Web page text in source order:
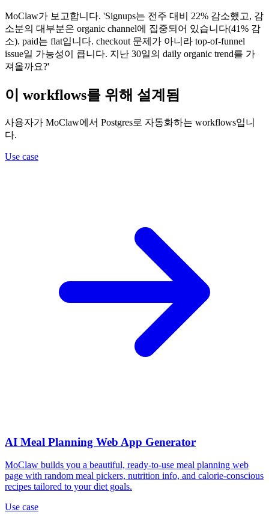
MoClaw가 보고합니다. 'Signups는 전주 대비 22% 감소했고, 감
소분의 대부분은 organic channel에 집중되어 있습니다(41% 감
소). paid는 flat입니다. checkout 문제가 아니라 top-of-funnel
issue일 가능성이 큽니다. 지난 30일의 daily organic trend를 가
져올까요?'
이 workflows를 위해 설계됨
사용자가 MoClaw에서 Postgres로 자동화하는 workflows입니
다.
Use case
AI Meal Planning Web App Generator
MoClaw builds you a beautiful, ready-to-use meal planning web
page with random meal pickers, nutrition info, and calorie-conscious
recipes tailored to your diet goals.
Use case